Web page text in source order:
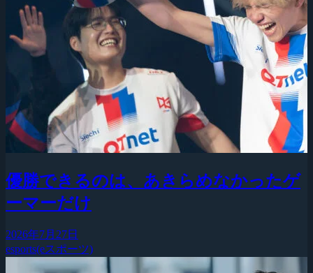
優勝できるのは、あきらめなかったゲ
ーマーだけ
2026年7月27日
esports(eスポーツ)